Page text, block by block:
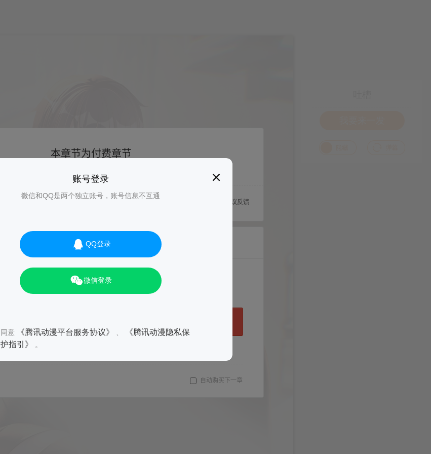
账号登录
微信和QQ是两个独立账号，账号信息不互通
QQ登录
微信登录
同意 《腾讯动漫平台服务协议》
《腾讯动漫隐私保
护指引》
。